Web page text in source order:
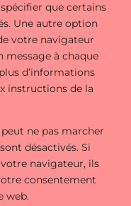
que certains
Une autre option
votre navigateur
message à chaque
d’informations
instructions de la
ne pas marcher
désactivés. Si
navigateur, ils
consentement
web.